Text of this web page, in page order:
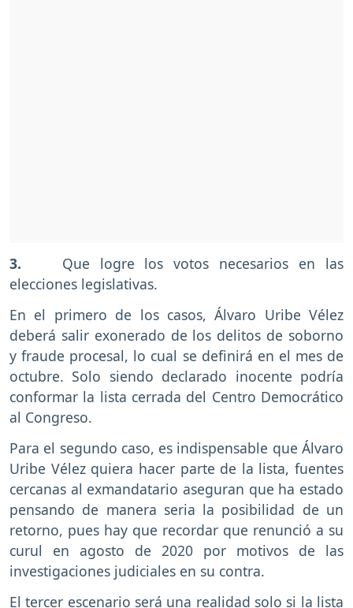
3.
Que logre los votos necesarios en las
elecciones legislativas.
En el primero de los casos, Álvaro Uribe Vélez
deberá salir exonerado de los delitos de soborno
y fraude procesal, lo cual se definirá en el mes de
octubre. Solo siendo declarado inocente podría
conformar la lista cerrada del Centro Democrático
al Congreso.
Para el segundo caso, es indispensable que Álvaro
Uribe Vélez quiera hacer parte de la lista, fuentes
cercanas al exmandatario aseguran que ha estado
pensando de manera seria la posibilidad de un
retorno, pues hay que recordar que renunció a su
curul en agosto de 2020 por motivos de las
investigaciones judiciales en su contra.
El tercer escenario será una realidad solo si la lista